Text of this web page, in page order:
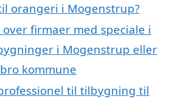
orangeri i Mogenstrup?
firmaer med speciale i
i Mogenstrup eller
kommune
til tilbygning til